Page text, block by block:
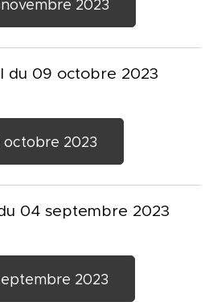
2023
du 09 octobre 2023
octobre 2023
04 septembre 2023
2023